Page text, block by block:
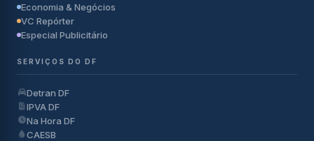
Economia & Negócios
VC Repórter
Especial Publicitário
SERVIÇOS DO DF
Detran DF
IPVA DF
Na Hora DF
CAESB